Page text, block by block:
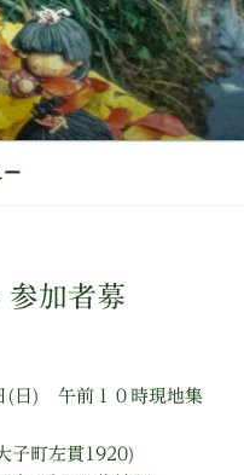
式ホームページ
験施設
ー
参加者募
(日) 午前１０時現地集
子町左貫1920)